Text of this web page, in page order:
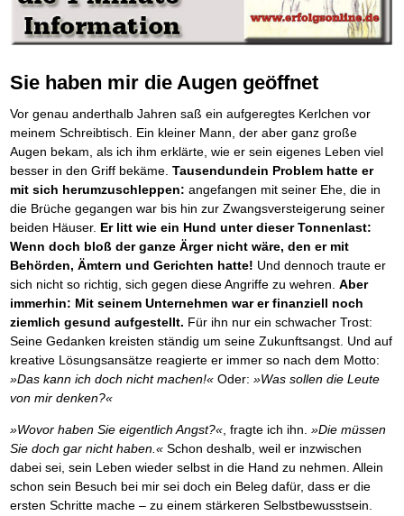
Der Finanzmanager
Behalten Sie den Überblick
Nützliche Problemlösungen
Vermögenssicherung durch GbR-Vertrag
GbR als Einzelperson gründen
Sich rechtlich einrichten
Schützen Sie sich
Gründen Sie Ihre Stiftung
Suchmaschinenoptimierung mit der Top10-Checkliste
Platzieren Sie sich bei Google ganz oben
Die Macht des Schuldners (Hörbuch)
Jetzt neu für Unterwegs
Der Schuldenkalkulator
Mach Pleite und starte durch TIPP
Vermögenssicherung durch GbR-Vertrag NEU
Schutzwall für Hab und Gut
Schach dem Gerichtsvollzieher
Gerichtsvollziehervorschriften nutzen
Weiße Weste durch UmzugTIPP
Das Meldesystem clever nutzen
Die Betablocker InsolvenzNEU
Insolvenzantrag abwehren
Finanzielle Freiheit trotz InsolvenzTIPP
80% Ihrer Einnahmen behalten
Wie man mit Pfändungen umgeht BRANDNEU
TV-Lehrgang: Wie man mit Pfändungen umgeht
Schnell und kompakt
Schach der SCHUFA FRISCH EINGETROFFEN
Schnell eine saubere SCHUFA
Das richtige Post-Know-How
GbR-Vertrag mit beschränkter Haftung
GbR als Einzelperson gründen
Frei Fahrt ohne Punkte
Kaufe doch Deine Schulden BRANDNEU
Die geniale Lösung zum schnellen Schuldenabbau
Der Weg zur finanziellen Freiheit
Ohne Probleme clever Texten und Schreiben
Die Macht des Telefax NEU
Zeit & Kommunikationsgewinn
Mittel gegen Titel EMPFEHLUNG
Sichern Sie Einkommen und Vermögenswerte 100%-tig ab
Bekannt wie ein bunter Hund im Internet INTERNET-TIPP
schnell im Internet bekannt werden und damit viel Geld verdienen
Schreib Dich reich SCHREIB VERTRIEBS TIPP
Vom Gedanken zum Bestseller
Sie haben mir die Augen geöffnet
Vor genau anderthalb Jahren saß ein aufgeregtes Kerlchen vor
meinem Schreibtisch. Ein kleiner Mann, der aber ganz große
Augen bekam, als ich ihm erklärte, wie er sein eigenes Leben viel
besser in den Griff bekäme. Tausendundein Problem hatte er
mit sich herumzuschleppen: angefangen mit seiner Ehe, die in
die Brüche gegangen war bis hin zur Zwangsversteigerung seiner
beiden Häuser. Er litt wie ein Hund unter dieser Tonnenlast:
Wenn doch bloß der ganze Ärger nicht wäre, den er mit
Behörden, Ämtern und Gerichten hatte! Und dennoch traute er
sich nicht so richtig, sich gegen diese Angriffe zu wehren. Aber
immerhin: Mit seinem Unternehmen war er finanziell noch
ziemlich gesund aufgestellt. Für ihn nur ein schwacher Trost:
Seine Gedanken kreisten ständig um seine Zukunftsangst. Und auf
kreative Lösungsansätze reagierte er immer so nach dem Motto:
»Das kann ich doch nicht machen!«Oder: »Was sollen die Leute
von mir denken?«
»Wovor haben Sie eigentlich Angst?«, fragte ich ihn. »Die müssen
Sie doch gar nicht haben.«Schon deshalb, weil er inzwischen
dabei sei, sein Leben wieder selbst in die Hand zu nehmen. Allein
schon sein Besuch bei mir sei doch ein Beleg dafür, dass er die
ersten Schritte mache – zu einem stärkeren Selbstbewusstsein.